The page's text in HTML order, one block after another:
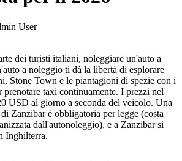
User
dei turisti italiani, noleggiare un'auto a
a noleggio ti dà la libertà di esplorare
Stone Town e le piantagioni di spezie con i
prenotare taxi continuamente. I prezzi nel
USD al giorno a seconda del veicolo. Una
Zanzibar è obbligatoria per legge (costa
dall'autonoleggio), e a Zanzibar si
Inghilterra.